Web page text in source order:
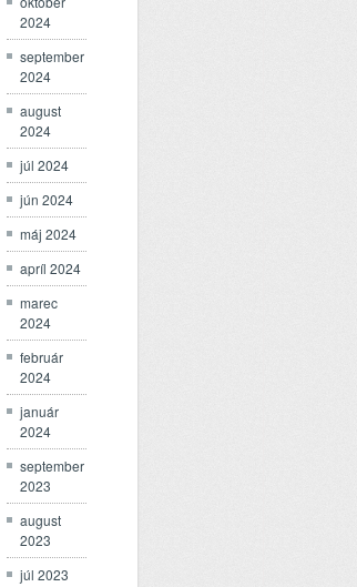
2024
september
2024
august
2024
júl 2024
jún 2024
máj 2024
apríl 2024
marec
2024
február
2024
január
2024
september
2023
august
2023
júl 2023